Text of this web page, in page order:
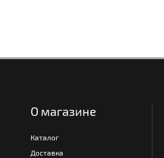
О магазине
Каталог
Доставка